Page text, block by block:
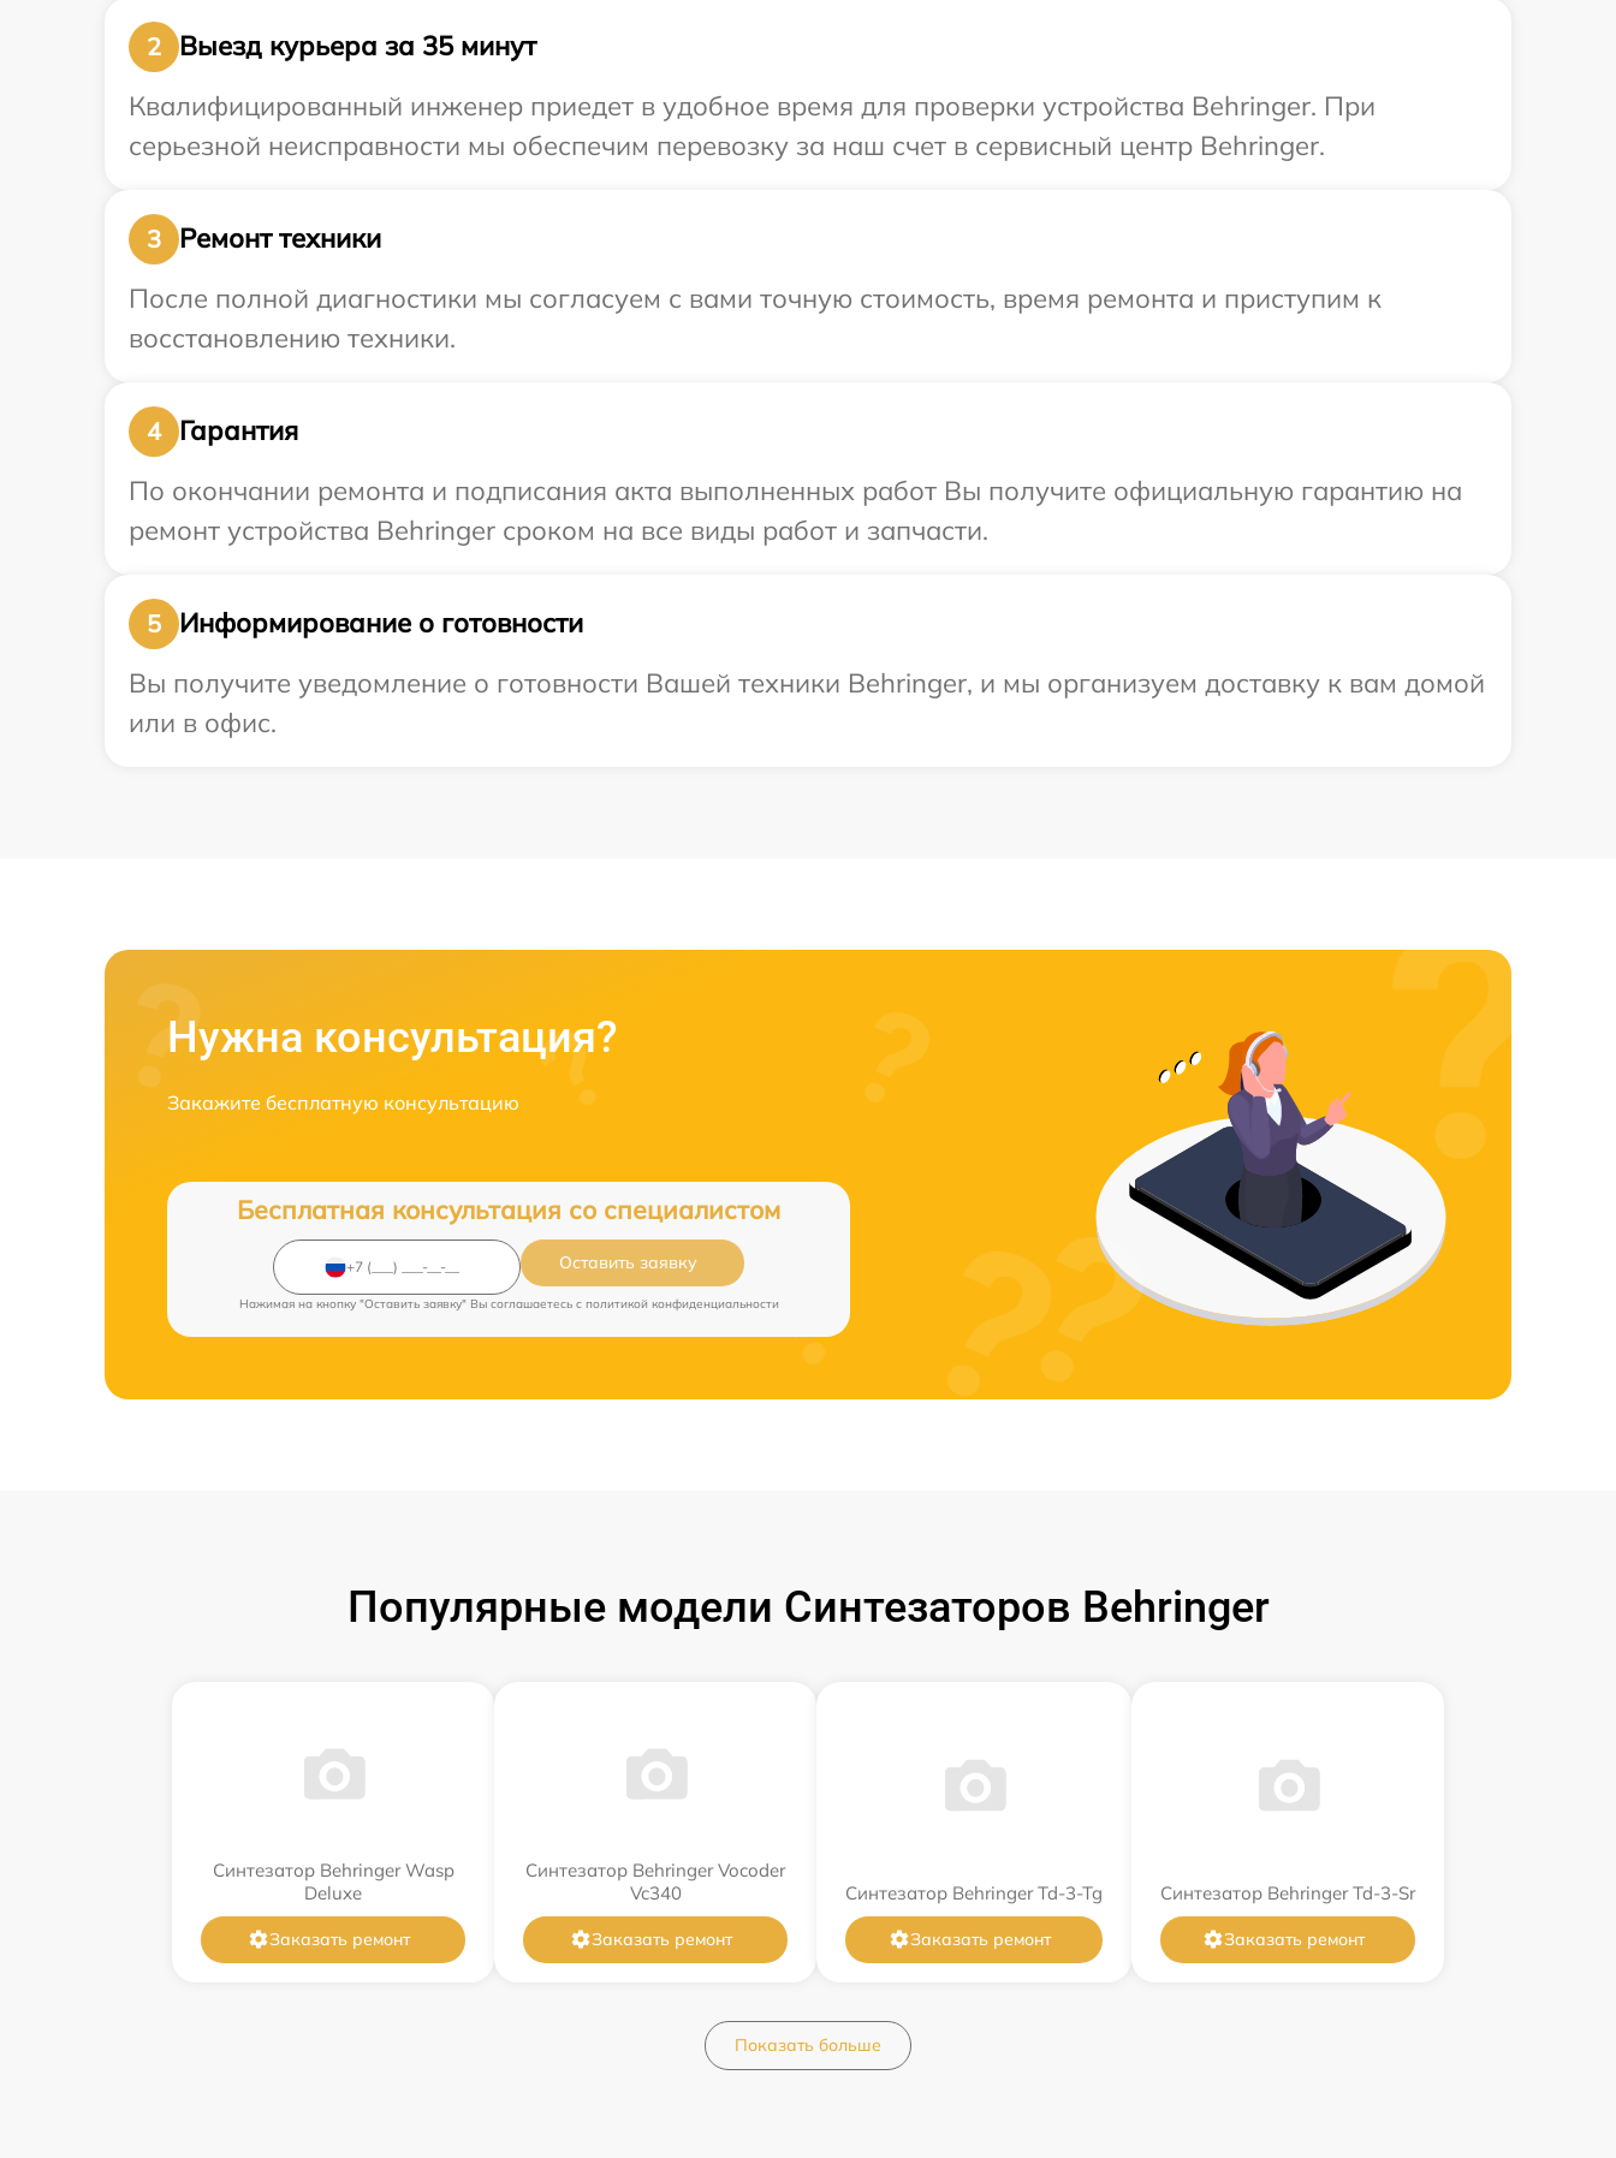
2
Выезд курьера за 35 минут
Квалифицированный инженер приедет в удобное время для проверки устройства Behringer. При
серьезной неисправности мы обеспечим перевозку за наш счет в сервисный центр Behringer.
3
Ремонт техники
После полной диагностики мы согласуем с вами точную стоимость, время ремонта и приступим к
восстановлению техники.
4
Гарантия
По окончании ремонта и подписания акта выполненных работ Вы получите официальную гарантию на
ремонт устройства Behringer сроком на все виды работ и запчасти.
5
Информирование о готовности
Вы получите уведомление о готовности Вашей техники Behringer, и мы организуем доставку к вам домой
или в офис.
Нужна консультация?
Закажите бесплатную консультацию
Бесплатная консультация со специалистом
Оставить заявку
Нажимая на кнопку "Оставить заявку" Вы соглашаетесь c политикой конфиденциальности
Популярные модели Синтезаторов Behringer
Синтезатор Behringer Wasp
Deluxe
Заказать ремонт
Синтезатор Behringer Vocoder
Vc340
Заказать ремонт
Синтезатор Behringer Td-3-Tg
Заказать ремонт
Синтезатор Behringer Td-3-Sr
Заказать ремонт
Показать больше